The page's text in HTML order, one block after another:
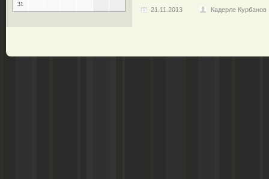
31
21.11.2013 Кадерле Курбанов